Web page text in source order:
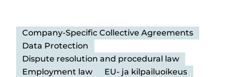
Company-Specific Collective Agreements
Data Protection
Dispute resolution and procedural law
Employment law
EU- ja kilpailuoikeus